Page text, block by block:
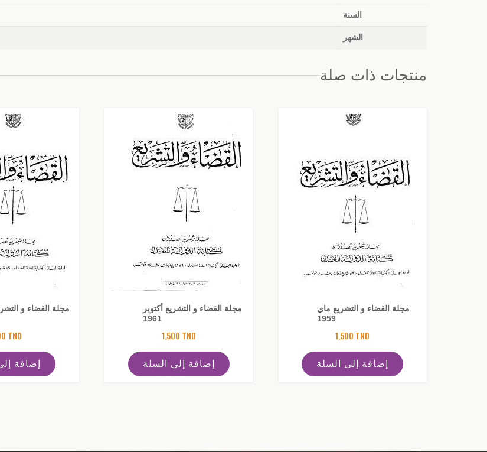
السنة
الشهر
منتجات ذات صلة
مجلة القضاء و التشريع ماي
1959
1,500 TND
إضافة إلى السلة
مجلة القضاء و التشريع أكتوبر
1961
1,500 TND
إضافة إلى السلة
مجلة القضاء و
TND
إضافة